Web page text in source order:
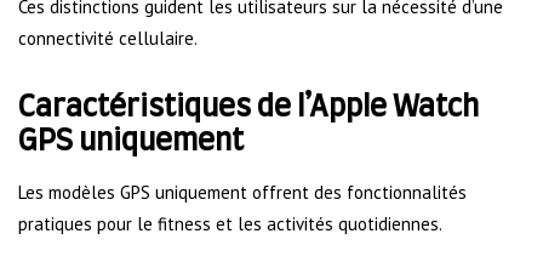
Ces distinctions guident les utilisateurs sur la nécessité d’une
connectivité cellulaire.
Caractéristiques de l’Apple Watch
GPS uniquement
Les modèles GPS uniquement offrent des fonctionnalités
pratiques pour le fitness et les activités quotidiennes.